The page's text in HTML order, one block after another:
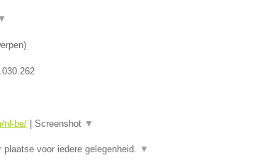
▼
)
nl-be/| Screenshot ▼
voor iedere gelegenheid. ▼